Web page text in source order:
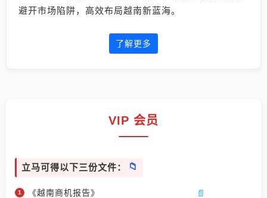
避开市场陷阱，高效布局越南新蓝海。
了解更多
VIP 会员
立马可得以下三份文件：
《越南商机报告》